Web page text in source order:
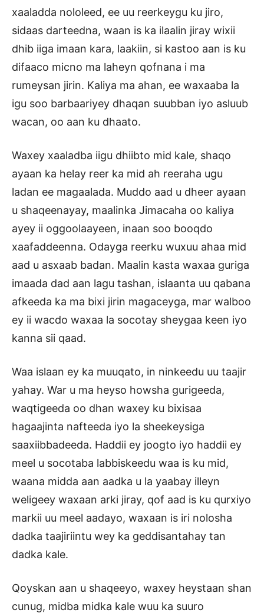
xaaladda nololeed, ee uu reerkeygu ku jiro,
sidaas darteedna, waan is ka ilaalin jiray wixii
dhib iiga imaan kara, laakiin, si kastoo aan is ku
difaaco micno ma laheyn qofnana i ma
rumeysan jirin. Kaliya ma ahan, ee waxaaba la
igu soo barbaariyey dhaqan suubban iyo asluub
wacan, oo aan ku dhaato.
Waxey xaaladba iigu dhiibto mid kale, shaqo
ayaan ka helay reer ka mid ah reeraha ugu
ladan ee magaalada. Muddo aad u dheer ayaan
u shaqeenayay, maalinka Jimacaha oo kaliya
ayey ii oggoolaayeen, inaan soo booqdo
xaafaddeenna. Odayga reerku wuxuu ahaa mid
aad u asxaab badan. Maalin kasta waxaa guriga
imaada dad aan lagu tashan, islaanta uu qabana
afkeeda ka ma bixi jirin magaceyga, mar walboo
ey ii wacdo waxaa la socotay sheygaa keen iyo
kanna sii qaad.
Waa islaan ey ka muuqato, in ninkeedu uu taajir
yahay. War u ma heyso howsha gurigeeda,
waqtigeeda oo dhan waxey ku bixisaa
hagaajinta nafteeda iyo la sheekeysiga
saaxiibbadeeda. Haddii ey joogto iyo haddii ey
meel u socotaba labbiskeedu waa is ku mid,
waana midda aan aadka u la yaabay illeyn
weligeey waxaan arki jiray, qof aad is ku qurxiyo
markii uu meel aadayo, waxaan is iri nolosha
dadka taajiriintu wey ka geddisantahay tan
dadka kale.
Qoyskan aan u shaqeeyo, waxey heystaan shan
cunug, midba midka kale wuu ka suuro